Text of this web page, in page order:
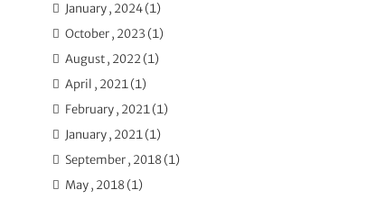
January , 2024 (1)
October , 2023 (1)
August , 2022 (1)
April , 2021 (1)
February , 2021 (1)
January , 2021 (1)
September , 2018 (1)
May , 2018 (1)